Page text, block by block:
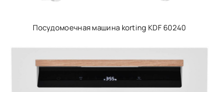
Посудомоечная машина korting KDF 60240